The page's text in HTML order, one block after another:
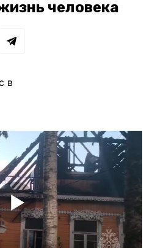
человека
в